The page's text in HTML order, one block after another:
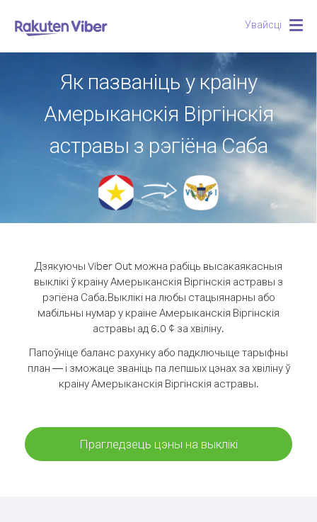
Увайсці
Як пазваніць у краіну
Амерыканскія Віргінскія
астравы з рэгіёна Саба
Дзякуючы Viber Out можна рабіць высакаякасныя
выклікі ў краіну Амерыканскія Віргінскія астравы з
рэгіёна Саба.Выклікі на любы стацыянарны або
мабільны нумар у краіне Амерыканскія Віргінскія
астравы ад 6.0 ¢ за хвіліну.
Папоўніце баланс рахунку або падключыце тарыфны
план — і зможаце званіць па лепшых цэнах за хвіліну ў
краіну Амерыканскія Віргінскія астравы.
Прагледзець цэны на выклікі